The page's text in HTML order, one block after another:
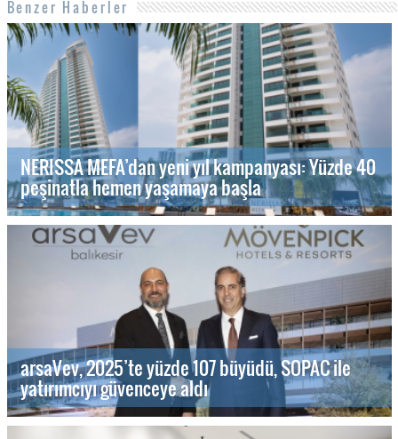
Benzer Haberler
NERISSA MEFA’dan yeni yıl kampanyası: Yüzde 40
peşinatla hemen yaşamaya başla
arsaVev, 2025’te yüzde 107 büyüdü, SOPAC ile
yatırımcıyı güvenceye aldı